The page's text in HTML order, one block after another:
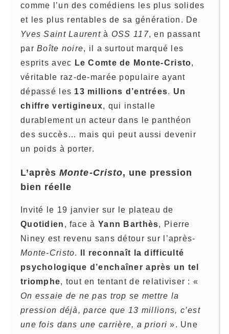
comme l’un des comédiens les plus solides
et les plus rentables de sa génération. De
Yves Saint Laurent à OSS 117, en passant
parBoîte noire, il a surtout marqué les
esprits avec Le Comte de Monte-Cristo,
véritable raz-de-marée populaire ayant
dépassé les 13 millions d’entrées. Un
chiffre vertigineux, qui installe
durablement un acteur dans le panthéon
des succès… mais qui peut aussi devenir
un poids à porter.
L’aprèsMonte-Cristo, une pression
bien réelle
Invité le 19 janvier sur le plateau de
Quotidien , face àYann Barthès, Pierre
Niney est revenu sans détour sur l’après-
Monte-Cristo.
Il reconnaît la difficulté
psychologique d’enchaîner après un tel
triomphe, tout en tentant de relativiser : «
On essaie de ne pas trop se mettre la
pression déjà, parce que 13 millions, c’est
une fois dans une carrière, a priori ». Une